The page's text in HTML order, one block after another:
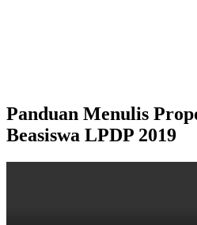
Panduan Menulis
Beasiswa LPDP 2019